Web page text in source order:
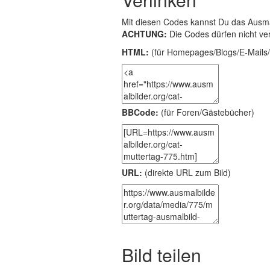
Mit diesen Codes kannst Du das
ACHTUNG: Die Codes dürfen nicht
HTML: (für Homepages/Blogs/E-
BBCode: (für Foren/Gästebücher)
URL: (direkte URL zum Bild)
Bild teilen